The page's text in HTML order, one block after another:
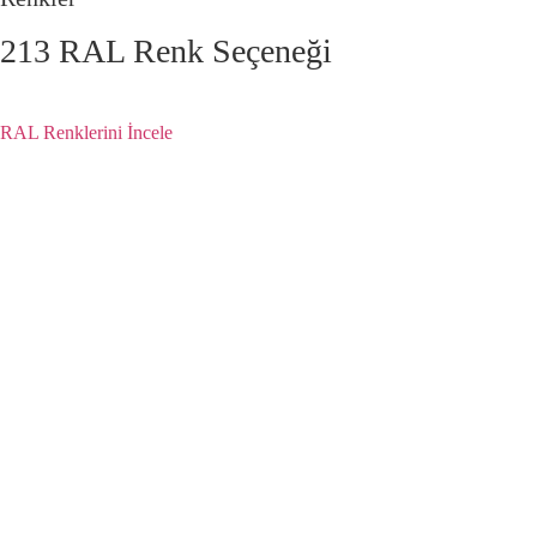
213 RAL Renk Seçeneği
RAL Renklerini İncele